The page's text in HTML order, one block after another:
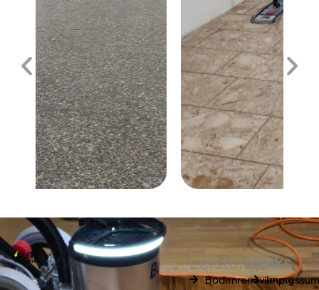
Leistungen
Bodenrenovierung
Links